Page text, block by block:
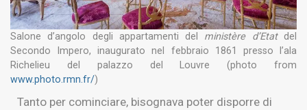
Salone d’angolo degli appartamenti del ministère d’Etatdel
Secondo Impero, inaugurato nel febbraio 1861 presso l’ala
Richelieu del palazzo del Louvre (photo from
www.photo.rmn.fr/)
Tanto per cominciare, bisognava poter disporre di